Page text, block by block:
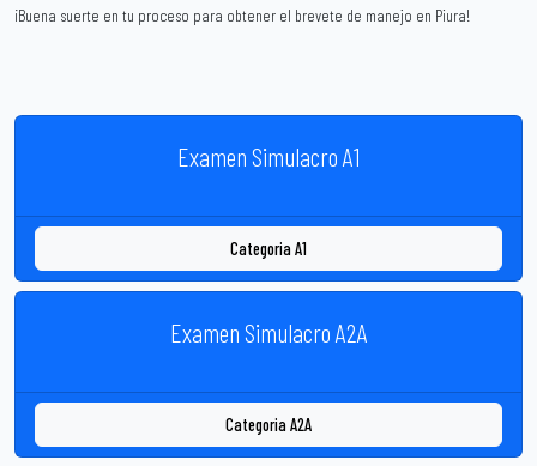
¡Buena suerte en tu proceso para obtener el brevete de manejo en Piura!
Examen Simulacro A1
Categoria A1
Examen Simulacro A2A
Categoria A2A